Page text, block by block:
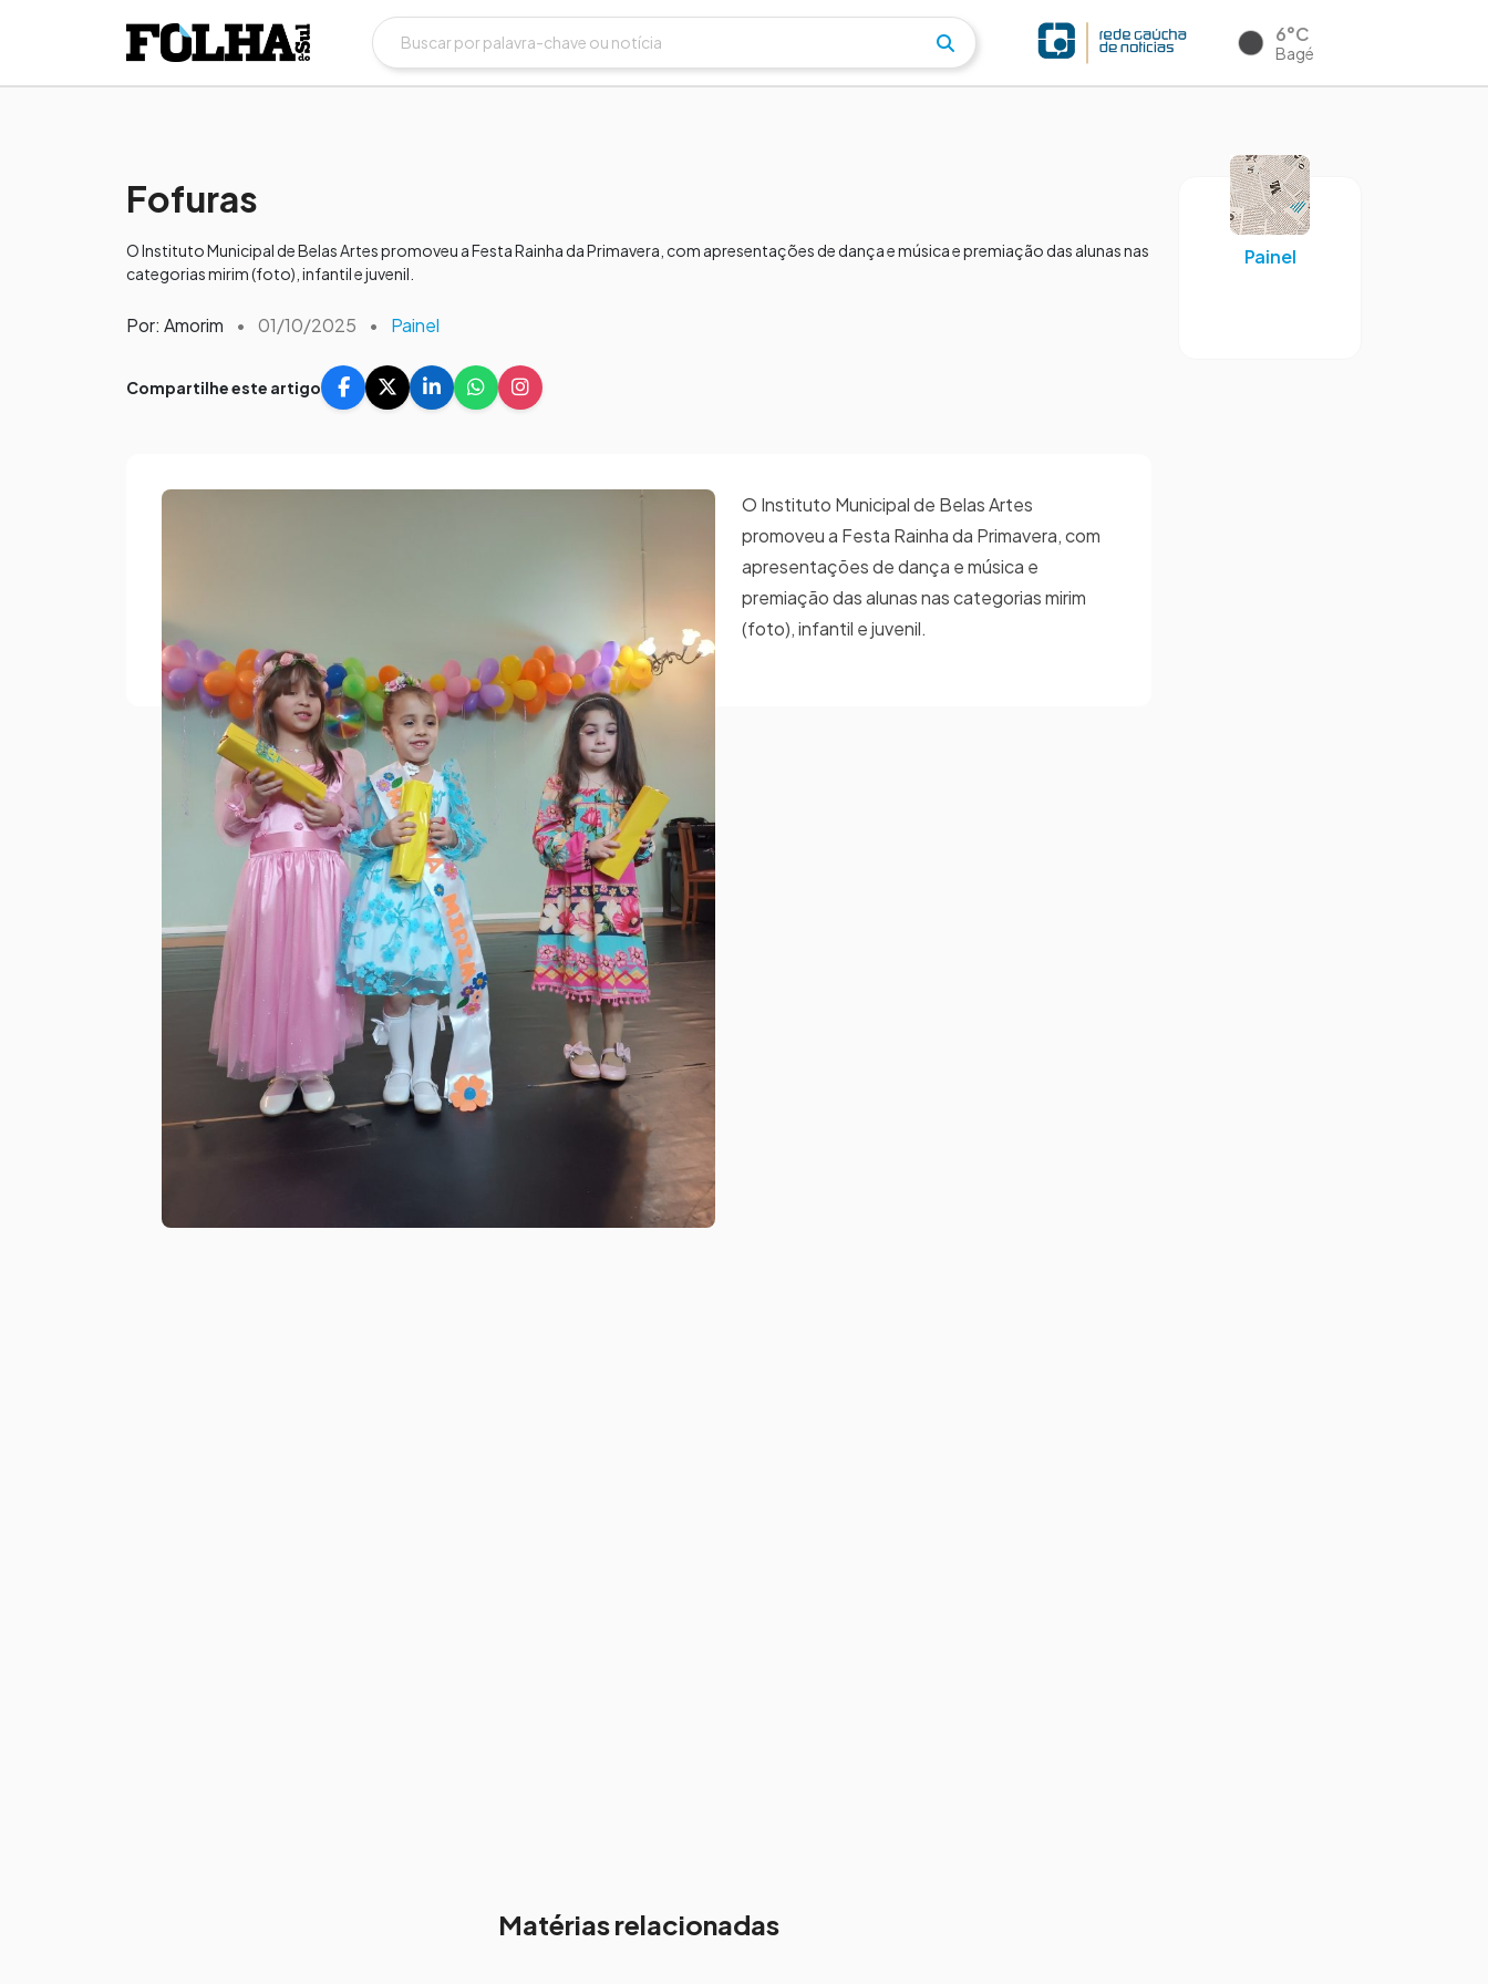
6°C
Bagé
Fofuras
O Instituto Municipal de Belas Artes promoveu a Festa Rainha da Primavera, com apresentações de dança e música e premiação das alunas nas
categorias mirim (foto), infantil e juvenil.
Por: Amorim • 01/10/2025 • Painel
Compartilhe este artigo
O Instituto Municipal de Belas Artes
promoveu a Festa Rainha da Primavera, com
apresentações de dança e música e
premiação das alunas nas categorias mirim
(foto), infantil e juvenil.
Matérias relacionadas
Painel